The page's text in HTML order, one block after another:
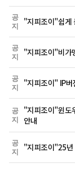
공
지
"지피조이"쉽게
공
지
"지피조이"비가
공
지
"지피조이" IP버
공
지
"지피조이"윈도
안내
공
지
"지피조이"25년